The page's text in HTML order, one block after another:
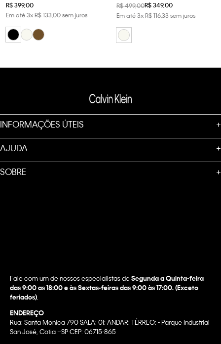
R$399,00
Em até3xR$13300sem juros
R$499,00R$349,00
Em até3xR$11633 sem juros
INFORMAÇÕES ÚTEIS +
AJUDA +
SOBRE +
Fale com um de nossos especialistas deSegunda a Quinta-feira
das 9:00 as 18:00 e às Sextas-feiras das 9:00 às 17:00. (Exceto
feriados)
ENDEREÇO
Rua: Santa Monica 790 SALA: 01; ANDAR: TÉRREO; - Parque Industrial
San José, Cotia –SP CEP: 06715-865